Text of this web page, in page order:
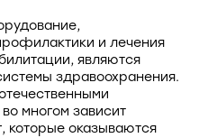
и лечения
являются
здравоохранения.
многом зависит
которые оказываются